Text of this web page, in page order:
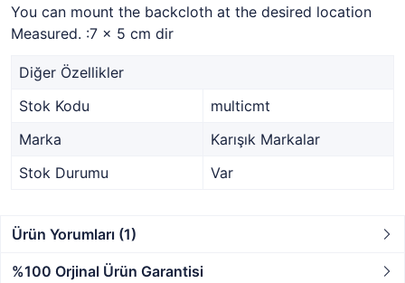
You can mount the backcloth at the desired location
Measured. :7 x 5 cm dir
Diğer Özellikler
Stok Kodu
multicmt
Marka
Karışık Markalar
Stok Durumu
Var
Ürün Yorumları (1)
%100 Orjinal Ürün Garantisi